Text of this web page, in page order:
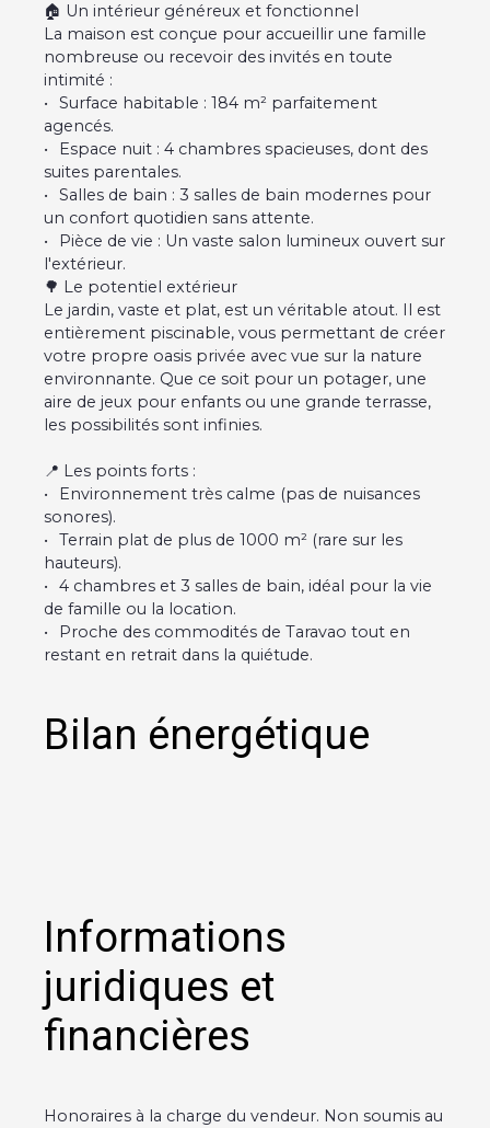
🏠 Un intérieur généreux et fonctionnel
La maison est conçue pour accueillir une famille
nombreuse ou recevoir des invités en toute
intimité :
Surface habitable : 184 m² parfaitement
agencés.
Espace nuit : 4 chambres spacieuses, dont des
suites parentales.
Salles de bain : 3 salles de bain modernes pour
un confort quotidien sans attente.
Pièce de vie : Un vaste salon lumineux ouvert sur
l'extérieur.
🌳 Le potentiel extérieur
Le jardin, vaste et plat, est un véritable atout. Il est
entièrement piscinable, vous permettant de créer
votre propre oasis privée avec vue sur la nature
environnante. Que ce soit pour un potager, une
aire de jeux pour enfants ou une grande terrasse,
les possibilités sont infinies.
📍 Les points forts :
Environnement très calme (pas de nuisances
sonores).
Terrain plat de plus de 1000 m² (rare sur les
hauteurs).
4 chambres et 3 salles de bain, idéal pour la vie
de famille ou la location.
Proche des commodités de Taravao tout en
restant en retrait dans la quiétude.
Bilan énergétique
Informations
juridiques et
financières
Honoraires à la charge du vendeur. Non soumis au